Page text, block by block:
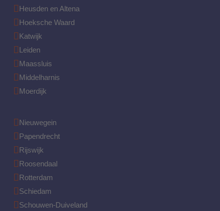
Heusden en Altena
Hoeksche Waard
Katwijk
Leiden
Maassluis
Middelharnis
Moerdijk
Nieuwegein
Papendrecht
Rijswijk
Roosendaal
Rotterdam
Schiedam
Schouwen-Duiveland